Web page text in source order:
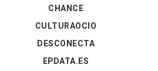
CHANCE
CULTURAOCIO
DESCONECTA
EPDATA.ES